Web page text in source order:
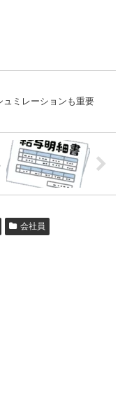
ュミレーションも重要
会社員